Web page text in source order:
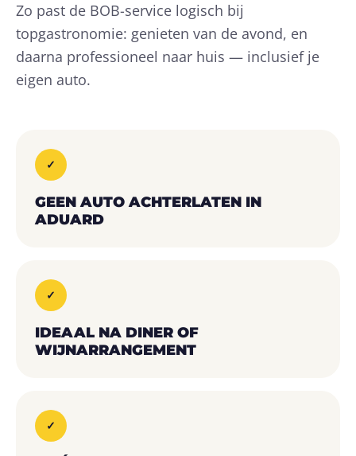
Zo past de BOB-service logisch bij
topgastronomie: genieten van de avond, en
daarna professioneel naar huis — inclusief je
eigen auto.
✓
GEEN AUTO ACHTERLATEN IN
ADUARD
✓
IDEAAL NA DINER OF
WIJNARRANGEMENT
✓